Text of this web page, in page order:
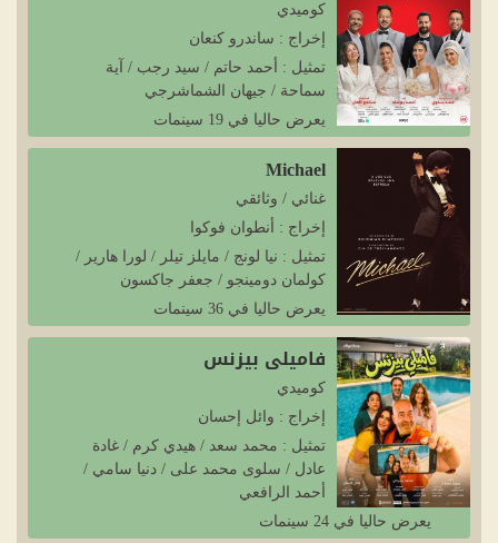
كوميدي
إخراج : ساندرو كنعان
تمثيل : أحمد حاتم / سيد رجب / آية
سماحة / جيهان الشماشرجي
يعرض حاليا في 19 سينمات
Michael
غنائي / وثائقي
إخراج : أنطوان فوكوا
تمثيل : نيا لونج / مايلز تيلر / لورا هارير /
كولمان دومينجو / جعفر جاكسون
يعرض حاليا في 36 سينمات
فاميلي بيزنس
كوميدي
إخراج : وائل إحسان
تمثيل : محمد سعد / هيدي كرم / غادة
عادل / سلوى محمد على / دنيا سامي /
أحمد الرافعي
يعرض حاليا في 24 سينمات